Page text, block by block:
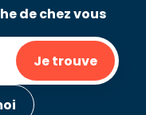
de chez vous
Je trouve